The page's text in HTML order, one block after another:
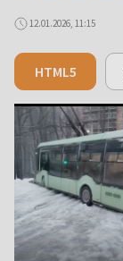
12.01.2026, 11:15
HTML5